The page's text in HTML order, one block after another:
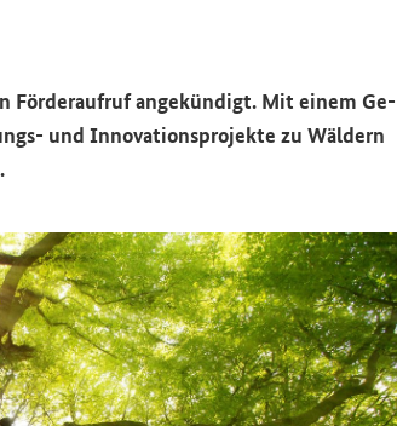
För­der­auf­ruf an­ge­kün­digt. Mit einem Ge­
und In­no­va­ti­ons­pro­jek­te zu Wäl­dern